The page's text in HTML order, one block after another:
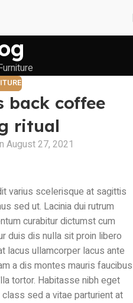
back coffee
ritual
August 27, 2021
varius scelerisque at sagittis
sed ut. Lacinia dui rutrum
curabitur dictumst cum
duis dis nulla sit proin libero
lacus ullamcorper lacus ante
a dis montes mauris faucibus
tortor. Habitasse nibh eget
sed a vitae parturient at